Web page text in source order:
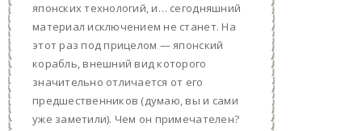
японских технологий, и… сегодняшний
материал исключением не станет. На
этот раз под прицелом — японский
корабль, внешний вид которого
значительно отличается от его
предшественников (думаю, вы и сами
уже заметили). Чем он примечателен?